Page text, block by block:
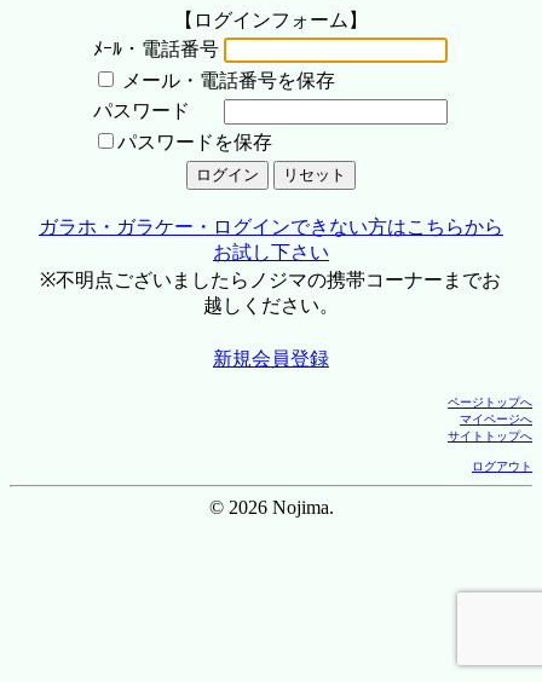
【ログインフォーム】
ﾒｰﾙ・電話番号
メール・電話番号を保存
パスワード
パスワードを保存
ガラホ・ガラケー・ログインできない方はこちらから
お試し下さい
※不明点ございましたらノジマの携帯コーナーまでお
越しください。
新規会員登録
ページトップへ
マイページへ
サイトトップへ
ログアウト
© 2026 Nojima.